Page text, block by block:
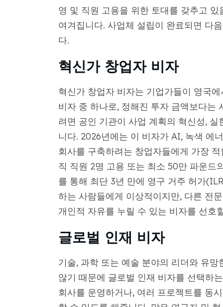
영 및 직원 고용을 위한 토대를 갖추고
여겨집니다. 사업체 설립이 완료되면 다
다.
혁신가 창업자 비자
혁신가 창업자 비자는 기업가들이 영국
비자 중 하나로, 정해진 투자 금액보다는
려면 공인 기관이 사업 계획의 혁신성,
니다. 2026년에는 이 비자가 AI, 녹색 에
회사를 구축하려는 창업자들에게 가장
직 직원 2명 고용 또는 최소 50만 파운드
를 통해 최단 3년 만에 영구 거주 허가
하는 사람들에게 이상적이지만, 다른 전
개인적 자유를 누릴 수 있는 비자를 선호
글로벌 인재 비자
기술, 과학 또는 예술 분야의 리더와 유
않기 때문에 글로벌 인재 비자를 선택하
회사를 운영하거나, 여러 프로젝트를 동